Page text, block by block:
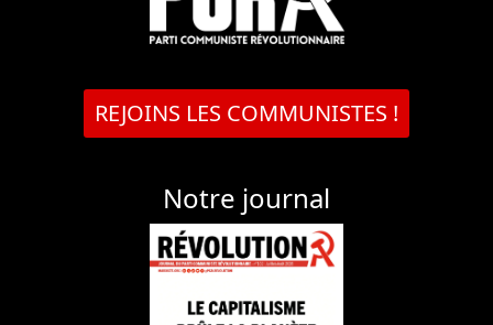
REJOINS LES COMMUNISTES !
Notre journal